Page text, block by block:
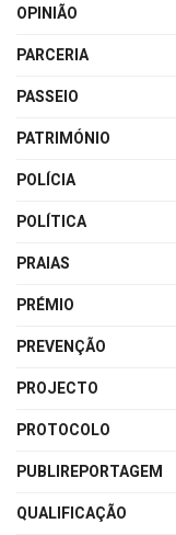
OPINIÃO
PARCERIA
PASSEIO
PATRIMÓNIO
POLÍCIA
POLÍTICA
PRAIAS
PRÉMIO
PREVENÇÃO
PROJECTO
PROTOCOLO
PUBLIREPORTAGEM
QUALIFICAÇÃO